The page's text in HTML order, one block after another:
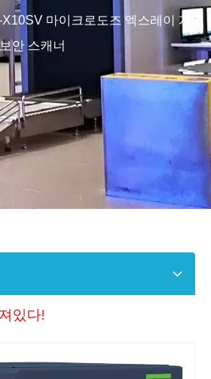
X10SV 마이크로도즈 엑스레이 개인
보안 스캐너
있다!